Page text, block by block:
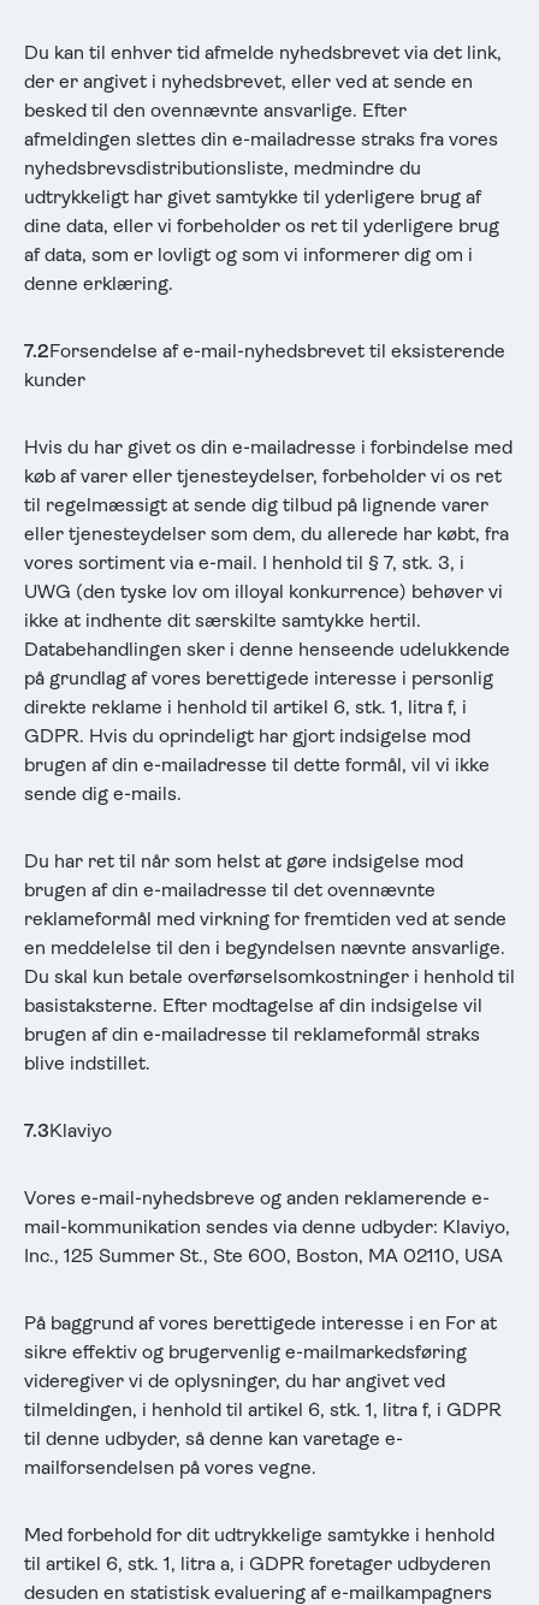
Du kan til enhver tid afmelde nyhedsbrevet via det link,
der er angivet i nyhedsbrevet, eller ved at sende en
besked til den ovennævnte ansvarlige. Efter
afmeldingen slettes din e-mailadresse straks fra vores
nyhedsbrevsdistributionsliste, medmindre du
udtrykkeligt har givet samtykke til yderligere brug af
dine data, eller vi forbeholder os ret til yderligere brug
af data, som er lovligt og som vi informerer dig om i
denne erklæring.
7.2Forsendelse af e-mail-nyhedsbrevet til eksisterende
kunder
Hvis du har givet os din e-mailadresse i forbindelse med
køb af varer eller tjenesteydelser, forbeholder vi os ret
til regelmæssigt at sende dig tilbud på lignende varer
eller tjenesteydelser som dem, du allerede har købt, fra
vores sortiment via e-mail. I henhold til § 7, stk. 3, i
UWG (den tyske lov om illoyal konkurrence) behøver vi
ikke at indhente dit særskilte samtykke hertil.
Databehandlingen sker i denne henseende udelukkende
på grundlag af vores berettigede interesse i personlig
direkte reklame i henhold til artikel 6, stk. 1, litra f, i
GDPR. Hvis du oprindeligt har gjort indsigelse mod
brugen af din e-mailadresse til dette formål, vil vi ikke
sende dig e-mails.
Du har ret til når som helst at gøre indsigelse mod
brugen af din e-mailadresse til det ovennævnte
reklameformål med virkning for fremtiden ved at sende
en meddelelse til den i begyndelsen nævnte ansvarlige.
Du skal kun betale overførselsomkostninger i henhold til
basistaksterne. Efter modtagelse af din indsigelse vil
brugen af din e-mailadresse til reklameformål straks
blive indstillet.
7.3Klaviyo
Vores e-mail-nyhedsbreve og anden reklamerende e-
mail-kommunikation sendes via denne udbyder: Klaviyo,
Inc., 125 Summer St., Ste 600, Boston, MA 02110, USA
På baggrund af vores berettigede interesse i en For at
sikre effektiv og brugervenlig e-mailmarkedsføring
videregiver vi de oplysninger, du har angivet ved
tilmeldingen, i henhold til artikel 6, stk. 1, litra f, i GDPR
til denne udbyder, så denne kan varetage e-
mailforsendelsen på vores vegne.
Med forbehold for dit udtrykkelige samtykke i henhold
til artikel 6, stk. 1, litra a, i GDPR foretager udbyderen
desuden en statistisk evaluering af e-mailkampagners